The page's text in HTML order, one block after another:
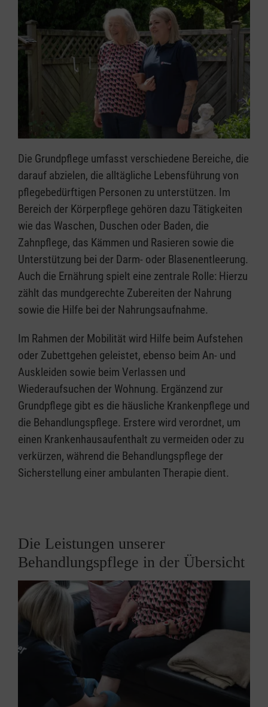
Die Grundpflege umfasst verschiedene Bereiche, die
darauf abzielen, die alltägliche Lebensführung von
pflegebedürftigen Personen zu unterstützen. Im
Bereich der Körperpflege gehören dazu Tätigkeiten
wie das Waschen, Duschen oder Baden, die
Zahnpflege, das Kämmen und Rasieren sowie die
Unterstützung bei der Darm- oder Blasenentleerung.
Auch die Ernährung spielt eine zentrale Rolle: Hierzu
zählt das mundgerechte Zubereiten der Nahrung
sowie die Hilfe bei der Nahrungsaufnahme.
Im Rahmen der Mobilität wird Hilfe beim Aufstehen
oder Zubettgehen geleistet, ebenso beim An- und
Auskleiden sowie beim Verlassen und
Wiederaufsuchen der Wohnung. Ergänzend zur
Grundpflege gibt es die häusliche Krankenpflege und
die Behandlungspflege. Erstere wird verordnet, um
einen Krankenhausaufenthalt zu vermeiden oder zu
verkürzen, während die Behandlungspflege der
Sicherstellung einer ambulanten Therapie dient.
Die Leistungen unserer
Behandlungspflege in der Übersicht